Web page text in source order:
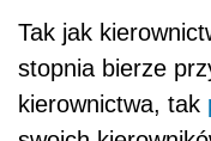
Tak jak
stopnia bierze
kierownictwa, tak